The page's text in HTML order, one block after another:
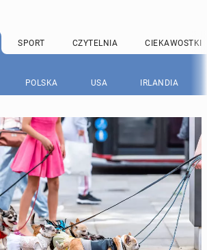
SPORT CZYTELNIA CIEKAWOSTKI
POLSKA USA IRLANDIA